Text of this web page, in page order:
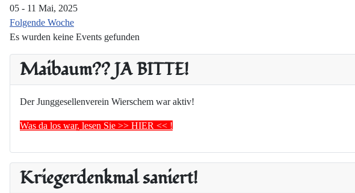
Maibaum?? JA BITTE!
Der Junggesellenverein Wierschem war aktiv!
Was da los war, lesen Sie >> HIER << !
Kriegerdenkmal saniert!
05 - 11 Mai, 2025
Folgende Woche
Es wurden keine Events gefunden